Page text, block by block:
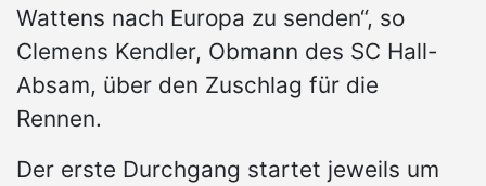
Wattens nach Europa zu senden“, so
Clemens Kendler, Obmann des SC Hall-
Absam, über den Zuschlag für die
Rennen.
Der erste Durchgang startet jeweils um